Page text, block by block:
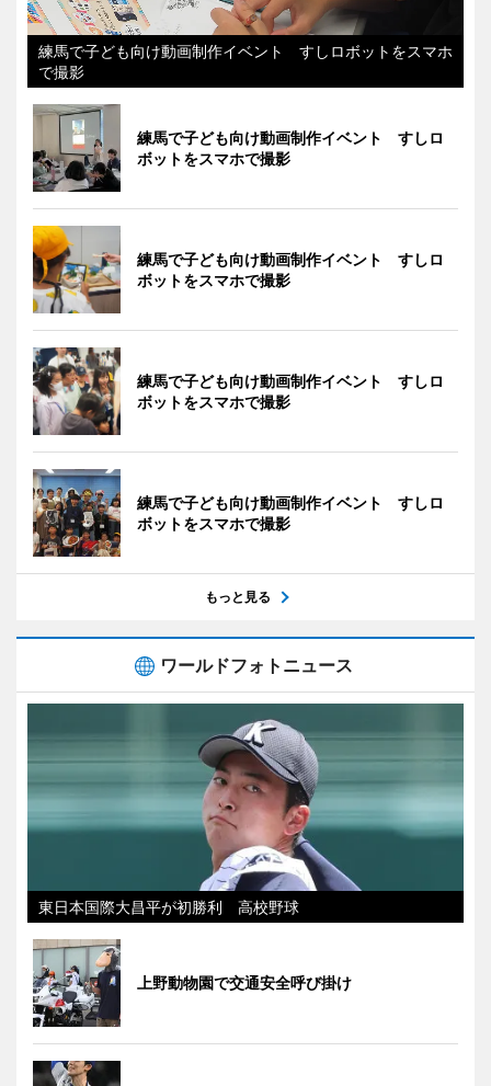
練馬で子ども向け動画制作イベント すしロボットをスマホ
で撮影
練馬で子ども向け動画制作イベント すしロ
ボットをスマホで撮影
練馬で子ども向け動画制作イベント すしロ
ボットをスマホで撮影
練馬で子ども向け動画制作イベント すしロ
ボットをスマホで撮影
練馬で子ども向け動画制作イベント すしロ
ボットをスマホで撮影
もっと見る
ワールドフォトニュース
東日本国際大昌平が初勝利 高校野球
上野動物園で交通安全呼び掛け